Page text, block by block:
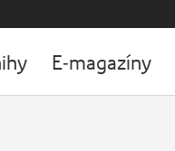
E-magazíny